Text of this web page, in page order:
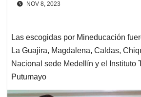
NOV 8, 2023
Las escogidas por Mineducación
La Guajira, Magdalena, Caldas,
Nacional sede Medellín y el Instituto
Putumayo